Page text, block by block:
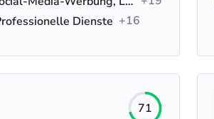
Dienste +16
71